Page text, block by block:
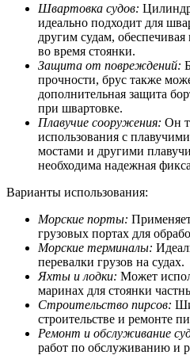
Швартовка судов:
идеально подходит для
другим судам,
во время стоянки.
Защита от повреждений:
прочности, брус также
дополнительная защита
при швартовке.
Плавучие сооружения: Он
использования с
мостами и другими
необходима надежная
Варианты использования:
Морские порты:
грузовых портах для
Морские терминалы:
перевалки грузов на судах.
Яхты и лодки: Может
маринах для стоянки
Строительство пирсов:
строительстве и ремонте
Ремонт и обслуживание
работ по обслуживанию и